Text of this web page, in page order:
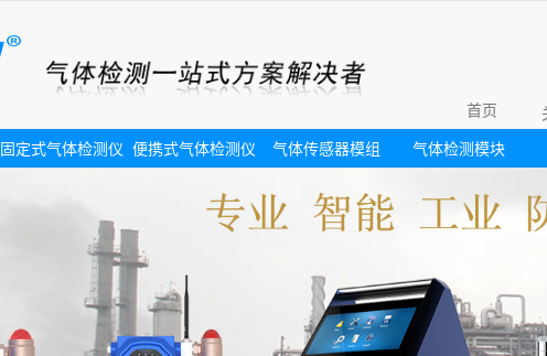
首页
固定式气体检测仪 便携式气体检测仪 气体传感器模组 气体检测模块